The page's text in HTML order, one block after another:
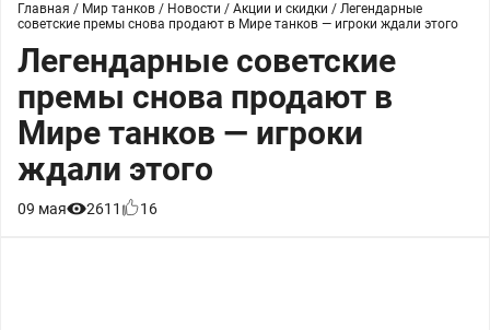
Главная / Мир танков / Новости / Акции и скидки / Легендарные
советские премы снова продают в Мире танков — игроки ждали этого
Легендарные советские
премы снова продают в
Мире танков — игроки
ждали этого
09 мая 2611 16